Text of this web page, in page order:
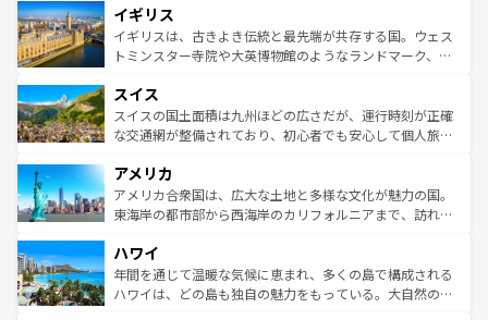
いる。シャンパンの発祥地であるランス、プロヴァンスの
香り高いラベンダー畑など、多彩な楽しみ方が可能だ。さ
らに、パリ以外の地域にも魅力が溢れており、どの街角に
れる地方に足を運ぶとそれぞれで全く異なる文化を体験で
きるだろう。 なお、新着のフランス情報はコンテンツ一覧
を参照してほしい。
顔を持つこの国は、どこを歩いても飽きることがない。ベ
ルリンの文化的活気、バイエルン州のアルプスの絶景、そ
してライン川沿いのワイン畑といった風景は必見。ビール
は、お酒好きな人にはぜひ体験してほしい。 なお、新着の
ドイツ情報はコンテンツ一覧を参照してほしい。
イギリス
イギリスは、古きよき伝統と最先端が共存する国。ウェス
トミンスター寺院や大英博物館のようなランドマーク、歴
リアごとに異なる魅力がある。また、優雅なアフタヌーン
ティー、ビール好きにはたまらない英国パブ、サッカー観
戦など、本場だからこそできる体験も豊富。イギリスを旅
ンツ一覧を参照してほしい。
スイス
スイスの国土面積は九州ほどの広さだが、運行時刻が正確
な交通網が整備されており、初心者でも安心して個人旅行
の建物がそのまま残る町や、スイスならではのユニークな
博物館もあり、アルプス観光だけでなく町歩きも満喫する
ことができる。国民の所得が高いため物価も高いが、旅行
ば市内交通費無料で観光を楽しむこともできる。 なお、新
着のスイス情報はコンテンツ一覧 を参照してほしい。
アメリカ
アメリカ合衆国は、広大な土地と多様な文化が魅力の国。
東海岸の都市部から西海岸のカリフォルニアまで、訪れる
のような巨大都市は、観光、ショッピング、エンターテイ
ンメントが詰まった刺激的なスポットだ。一方、アメリカ
西部には大自然が広がり、グランドキャニオンやイエロー
ハワイ
年間を通じて温暖な気候に恵まれ、多くの島で構成される
ハワイは、どの島も独自の魅力をもっている。大自然の神